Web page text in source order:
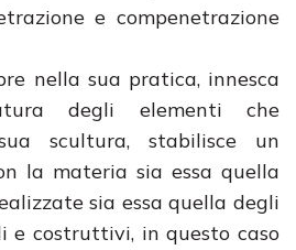
e compenetrazione
nella sua pratica, innesca
degli elementi che
scultura, stabilisce un
la materia sia essa quella
sia essa quella degli
e costruttivi, in questo caso